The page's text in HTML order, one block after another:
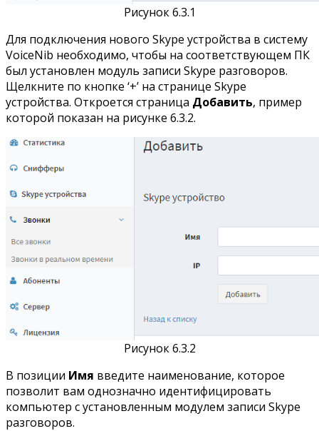
Рисунок 6.3.1
Для подключения нового Skype устройства в систему
VoiceNib необходимо, чтобы на соответствующем ПК
был установлен модуль записи Skype разговоров.
Щелкните по кнопке ‘+’ на странице Skype
устройства. Откроется страница Добавить, пример
которой показан на рисунке 6.3.2.
Рисунок 6.3.2
В позиции Имя введите наименование, которое
позволит вам однозначно идентифицировать
компьютер с установленным модулем записи Skype
разговоров.